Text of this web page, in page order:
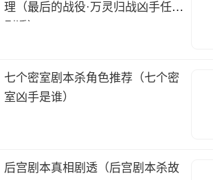
理（最后的战役·万灵归战凶手任务
七个密室剧本杀角色推荐（七个密
室凶手是谁）
后宫剧本真相剧透（后宫剧本杀故